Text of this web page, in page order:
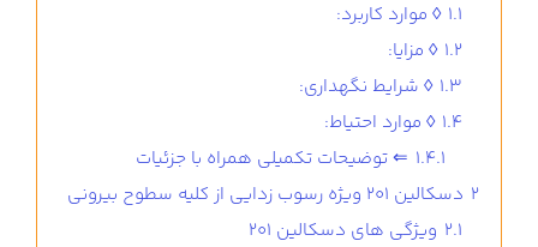
1.1 ◊ موارد کاربرد:
1.2 ◊ مزایا:
1.3 ◊ شرایط نگهداری:
1.4 ◊ موارد احتیاط:
1.4.1 ⇐ توضیحات تکمیلی همراه با جزئیات
2 دسکالین 201 ویژه رسوب زدایی از کلیه سطوح بیرونی
2.1 ویژگی های دسکالین 201